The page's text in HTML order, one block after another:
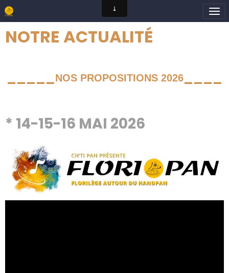
NOTRE ACTUALITÉ
NOS PROPOSITIONS 2026
* 14-15-16 MAI 2026